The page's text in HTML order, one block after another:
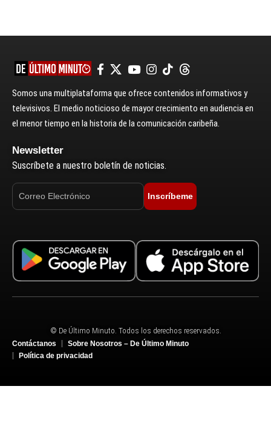
Somos una multiplataforma que ofrece contenidos informativos y
televisivos. El medio noticioso de mayor crecimiento en audiencia en
el menor tiempo en la historia de la comunicación caribeña.
Newsletter
Suscríbete a nuestro boletín de noticias.
Inscríbeme
© De Último Minuto. Todos los derechos reservados.
Contáctanos
Sobre Nosotros – De Último Minuto
Política de privacidad